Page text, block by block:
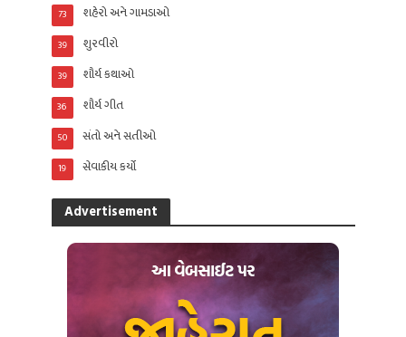
શહેરો અને ગામડાઓ
73
શુરવીરો
39
શૌર્ય કથાઓ
39
શૌર્ય ગીત
36
સંતો અને સતીઓ
50
સેવાકીય કર્યો
19
Advertisement